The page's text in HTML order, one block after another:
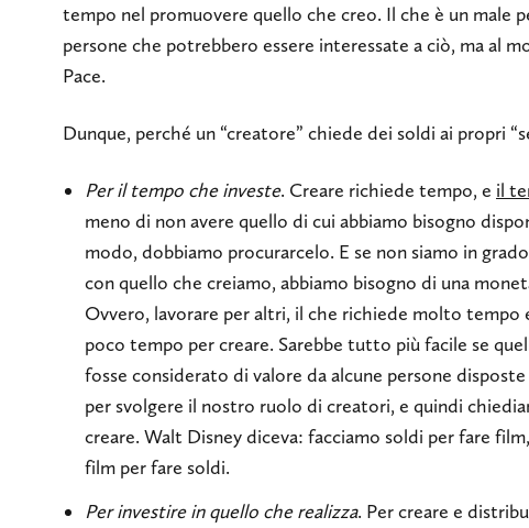
tempo nel promuovere quello che creo. Il che è un male
persone che potrebbero essere interessate a ciò, ma al
Pace.
Dunque, perché un “creatore” chiede dei soldi ai propri
Per il tempo che investe. Creare richiede tempo, e il
meno di non avere quello di cui abbiamo bisogno
modo, dobbiamo procurarcelo. E se non siamo in
con quello che creiamo, abbiamo bisogno di una
Ovvero, lavorare per altri, il che richiede molto tempo
poco tempo per creare. Sarebbe tutto più facile se
fosse considerato di valore da alcune persone
per svolgere il nostro ruolo di creatori, e quindi
creare. Walt Disney diceva: facciamo soldi per fare
film per fare soldi.
Per investire in quello che realizza. Per creare e